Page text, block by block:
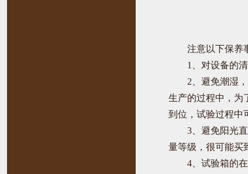
注意以下保养
1、对设备的
2、避免潮湿
生产的过程中，为
到位，试验过程中
3、避免阳光
量等级，很可能买
4、试验箱的